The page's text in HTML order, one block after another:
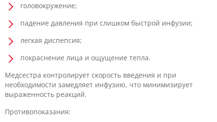
головокружение;
падение давления при слишком быстрой инфузии;
легкая диспепсия;
покраснение лица и ощущение тепла.
Медсестра контролирует скорость введения и при
необходимости замедляет инфузию, что минимизирует
выраженность реакций.
Противопоказания: